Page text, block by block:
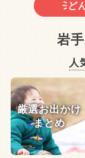
ど
岩
人
厳選お出かけ
まとめ